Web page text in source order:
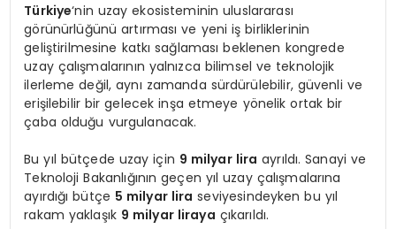
Türkiye‘nin uzay ekosisteminin uluslararası
görünürlüğünü artırması ve yeni iş birliklerinin
geliştirilmesine katkı sağlaması beklenen kongrede
uzay çalışmalarının yalnızca bilimsel ve teknolojik
ilerleme değil, aynı zamanda sürdürülebilir, güvenli ve
erişilebilir bir gelecek inşa etmeye yönelik ortak bir
çaba olduğu vurgulanacak.
Bu yıl bütçede uzay için 9 milyar lira ayrıldı. Sanayi ve
Teknoloji Bakanlığının geçen yıl uzay çalışmalarına
ayırdığı bütçe 5 milyar lira seviyesindeyken bu yıl
rakam yaklaşık 9 milyar liraya çıkarıldı.